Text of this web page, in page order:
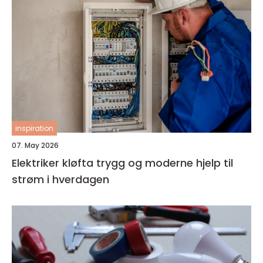
inspiration
07. May 2026
Elektriker kløfta trygg og moderne hjelp til
strøm i hverdagen